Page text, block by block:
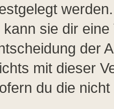
sie dir
der
mit dieser
du die